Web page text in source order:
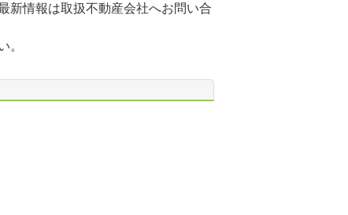
新情報は取扱不動産会社へお問い合
。